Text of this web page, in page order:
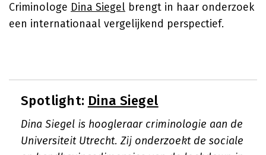
Criminologe Dina Siegel brengt in haar onderzoek
een internationaal vergelijkend perspectief.
Spotlight: Dina Siegel
Dina Siegel is hoogleraar criminologie aan de
Universiteit Utrecht. Zij onderzoekt de sociale